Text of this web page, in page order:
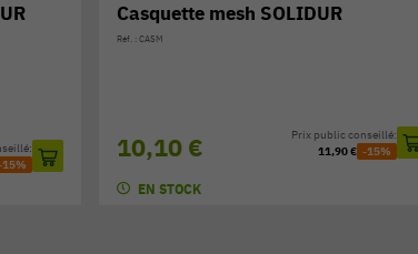
Casquette mesh SOLIDUR
Réf. : CASM
10,10 €
Prix public conseillé:
11,90 € -15%
EN STOCK